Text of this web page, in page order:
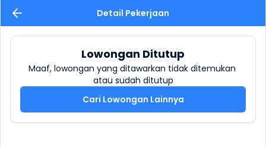
Detail Pekerjaan
Lowongan Ditutup
Maaf, lowongan yang ditawarkan tidak ditemukan
atau sudah ditutup
Cari Lowongan Lainnya